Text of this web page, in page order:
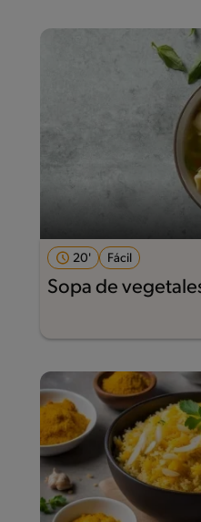
20' Fácil
Sopa de